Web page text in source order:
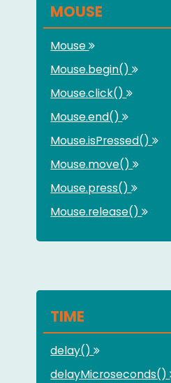
MOUSE
Mouse
Mouse.begin()
Mouse.click()
Mouse.end()
Mouse.isPressed()
Mouse.move()
Mouse.press()
Mouse.release()
TIME
delay()
delayMicroseconds()